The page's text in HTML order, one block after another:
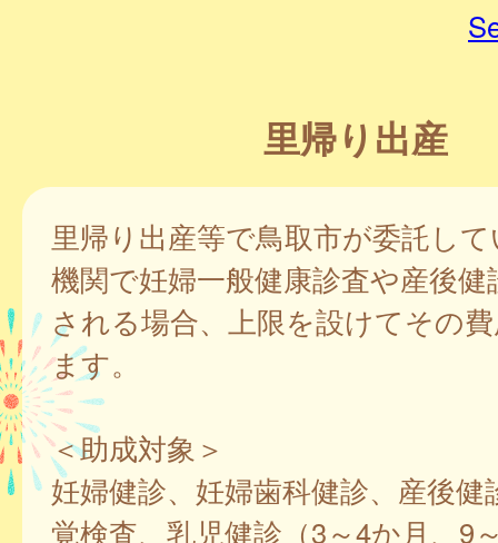
里帰り出産
里帰り出産等で鳥取市が委託し
機関で妊婦一般健康診査や産後健
される場合、上限を設けてその
ます。
＜助成対象＞
妊婦健診、妊婦歯科健診、産後健
覚検査、乳児健診（3～4か月、9